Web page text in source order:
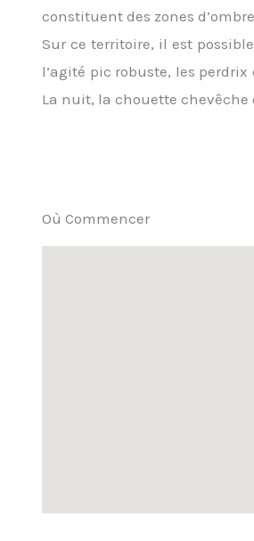
constituent des zones
Sur ce territoire, il est
l’agité pic robuste, les perdrix
La nuit, la chouette chevêche
Où Commencer